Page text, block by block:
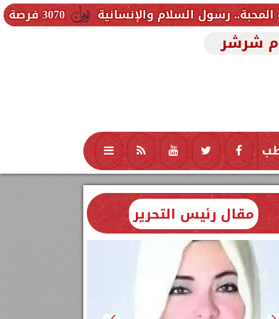
3070 فرصة عمل جديدة بالقطاع الخاص.. وظائف برواتب تصل إلى 9500 جنيه
شرشر
تكنولوجيا منوعات محافظات
مقال رئيس التحرير